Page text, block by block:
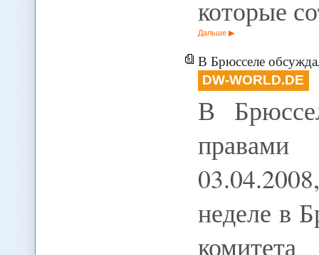
которые
Дальше
В Брюсселе
DW-WORLD.DE
В
правами
неделе в